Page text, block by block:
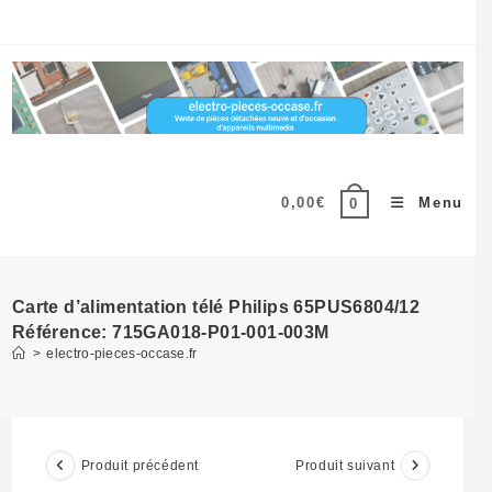
content
0,00€ 0 Menu
Carte d’alimentation télé Philips 65PUS6804/12
Référence: 715GA018-P01-001-003M
> electro-pieces-occase.fr
Produit précédent Produit suivant